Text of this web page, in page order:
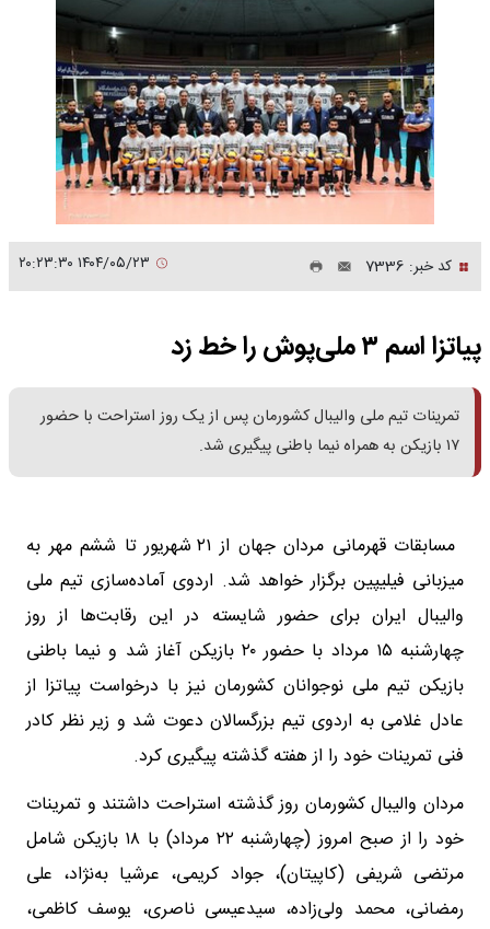
کد خبر: 7336
پیاتزا اسم ۳ ملی‌پوش را خط زد
تمرینات تیم ملی والیبال کشورمان پس از یک روز استراحت با حضور
۱۷ بازیکن به همراه نیما باطنی پیگیری شد.
مسابقات قهرمانی مردان جهان از ۲۱ شهریور تا ششم مهر به
میزبانی فیلیپین برگزار خواهد شد. اردوی آماده‌سازی تیم ملی
والیبال ایران برای حضور شایسته در این رقابت‌ها از روز
چهارشنبه ۱۵ مرداد با حضور ۲۰ بازیکن آغاز شد و نیما باطنی
بازیکن تیم ملی نوجوانان کشورمان نیز با درخواست پیاتزا از
عادل غلامی به اردوی تیم بزرگسالان دعوت شد و زیر نظر کادر
فنی تمرینات خود را از هفته گذشته پیگیری کرد.
مردان والیبال کشورمان روز گذشته استراحت داشتند و تمرینات
خود را از صبح امروز (چهارشنبه ۲۲ مرداد) با ۱۸ بازیکن شامل
مرتضی شریفی (کاپیتان)، جواد کریمی، عرشیا به‌نژاد، علی
رمضانی، محمد ولی‌زاده، سیدعیسی ناصری، یوسف کاظمی،